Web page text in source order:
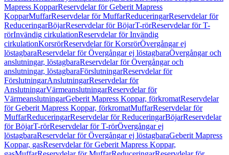
Mapress KopparReservdelar för Geberit Mapress
KopparMuffarReservdelar för MuffarReduceringarReservdelar för
ReduceringarBöjarReservdelar för BöjarT-rörReservdelar för T-
rörInvändig cirkulationReservdelar för Invändig
cirkulationKorsrörReservdelar för KorsrörÖvergångar ej
löstagbaraReservdelar för Övergångar ej löstagbaraÖvergångar och
anslutningar, löstagbaraReservdelar för Övergångar och
anslutningar, löstagbaraFörslutningarReservdelar för
FörslutningarAnslutningarReservdelar för
AnslutningarVärmeanslutningarReservdelar för
VärmeanslutningarGeberit Mapress Koppar, förkromatReservdelar
för Geberit Mapress Koppar, förkromatMuffarReservdelar för
MuffarReduceringarReservdelar för ReduceringarBöjarReservdelar
för BöjarT-rörReservdelar för T-rörÖvergångar ej
löstagbaraReservdelar för Övergångar ej löstagbaraGeberit Mapress
Koppar, gasReservdelar för Geberit Mapress Koppar,